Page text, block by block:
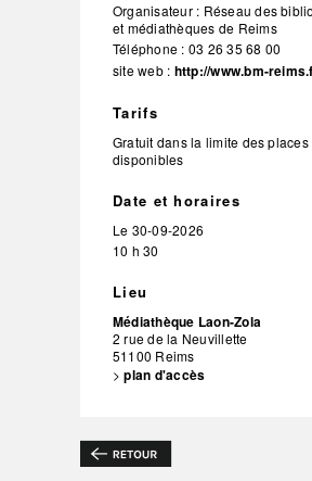
Organisateur : Réseau des
et médiathèques de Reims
Téléphone : 03 26 35 68 00
site web : http://www.bm-
Tarifs
Gratuit dans la limite des places
disponibles
Date et horaires
Le 30-09-2026
10 h 30
Lieu
Médiathèque Laon-Zola
2 rue de la Neuvillette
51100 Reims
>plan d'accès